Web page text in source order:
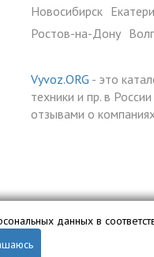
Новосибирск
Ростов-на-Дону
Vyvoz.ORG - это
техники и пр. в
отзывами о
законом.
данных в